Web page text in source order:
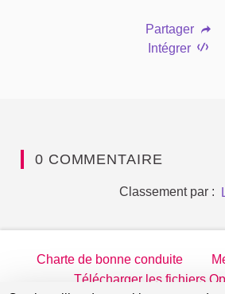
Partager
Intégrer
0 COMMENTAIRE
Classement par :
Charte de bonne conduite
Télécharger les fichiers